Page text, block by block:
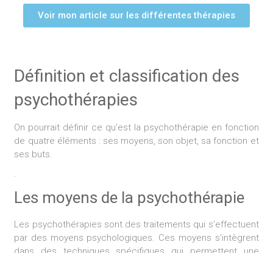
Voir mon article sur les différentes thérapies
Définition et classification des
psychothérapies
On pourrait définir ce qu’est la psychothérapie en fonction
de quatre éléments : ses moyens, son objet, sa fonction et
ses buts.
.
Les moyens de la psychothérapie
Les psychothérapies sont des traitements qui s’effectuent
par des moyens psychologiques. Ces moyens s’intègrent